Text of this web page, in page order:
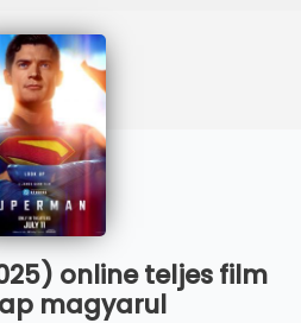
online teljes film
magyarul